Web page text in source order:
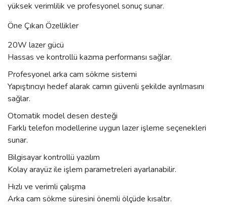
yüksek verimlilik ve profesyonel sonuç sunar.
Öne Çıkan Özellikler
20W lazer gücü
Hassas ve kontrollü kazıma performansı sağlar.
Profesyonel arka cam sökme sistemi
Yapıştırıcıyı hedef alarak camın güvenli şekilde ayrılmasını
sağlar.
Otomatik model desen desteği
Farklı telefon modellerine uygun lazer işleme seçenekleri
sunar.
Bilgisayar kontrollü yazılım
Kolay arayüz ile işlem parametreleri ayarlanabilir.
Hızlı ve verimli çalışma
Arka cam sökme süresini önemli ölçüde kısaltır.